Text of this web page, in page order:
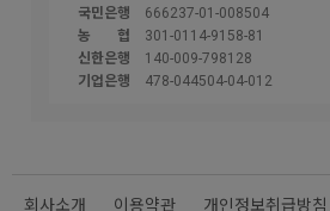
국민은행
666237-01-008504
농협301-0114-9158-81
신한은행
140-009-798128
기업은행
478-044504-04-012
회사소개 이용약관 개인정보취급방침